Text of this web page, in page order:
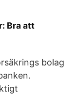
Bra att
bolag